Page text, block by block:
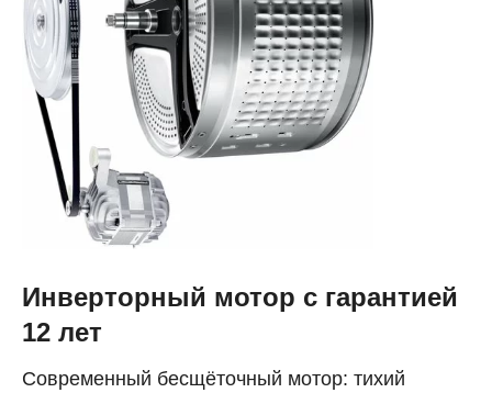
Инверторный мотор с гарантией
12 лет
Современный бесщёточный мотор: тихий